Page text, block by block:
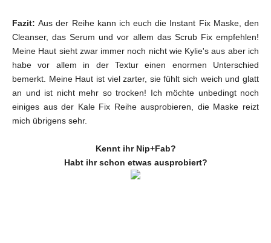
Fazit:Aus der Reihe kann ich euch die Instant Fix Maske, den
Cleanser, das Serum und vor allem das Scrub Fix empfehlen!
Meine Haut sieht zwar immer noch nicht wie Kylie's aus aber ich
habe vor allem in der Textur einen enormen Unterschied
bemerkt. Meine Haut ist viel zarter, sie fühlt sich weich und glatt
an und ist nicht mehr so trocken! Ich möchte unbedingt noch
einiges aus der Kale Fix Reihe ausprobieren, die Maske reizt
mich übrigens sehr.
Kennt ihr Nip+Fab?
Habt ihr schon etwas ausprobiert?